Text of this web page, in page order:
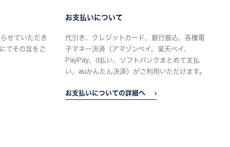
せていただき
てその旨をご
お支払いについて
代引き、クレジットカード、銀行振込、各種電
子マネー決済（アマゾンペイ、楽天ペイ、
PayPay、d払い、ソフトバンクまとめて支払
い、auかんたん決済）がご利用いただけます。
お支払いについての詳細へ